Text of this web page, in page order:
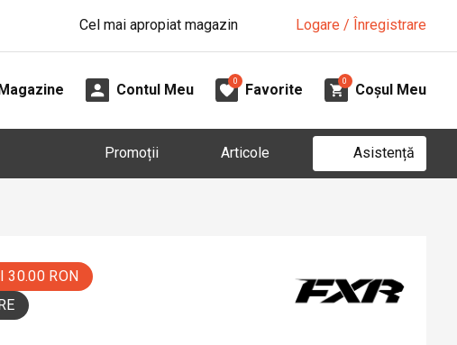
Cel mai apropiat magazin Logare / Înregistrare
Magazine Contul Meu
0
Favorite
0
Coșul Meu
Promoții Articole Asistență
30.00 RON